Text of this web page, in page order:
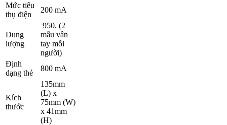
Mức tiêu
thụ điện
200 mA
Dung
lượng
950. (2
mẫu vân
tay mỗi
người)
Định
dạng thẻ
800 mA
Kích
thước
135mm
(L) x
75mm (W)
x 41mm
(H)